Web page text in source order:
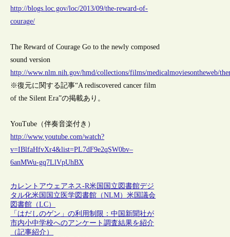
http://blogs.loc.gov/loc/2013/09/the-reward-of-
courage/
The Reward of Courage Go to the newly composed
sound version
http://www.nlm.nih.gov/hmd/collections/films/medicalmoviesontheweb/
※復元に関する記事“A rediscovered cancer film
of the Silent Era”の掲載あり。
YouTube（伴奏音楽付き）
http://www.youtube.com/watch?
v=IBlfaHfvXr4&list=PL7dF9e2qSW0bv–
6anMWu-gq7LlVpUhBX
カレントアウェアネス-R米国 国立図書館デジ
タル化米国国立医学図書館（NLM）米国議会
図書館（LC）
「はだしのゲン」の利用制限：中国新聞社が
市内小中学校へのアンケート調査結果を紹介
（記事紹介）